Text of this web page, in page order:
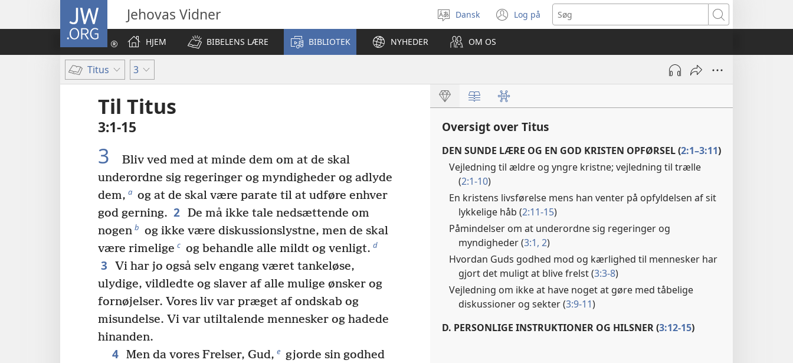
JW.ORG Jehovas Vidner
Vælg
sprog
Dansk Log på
(åbner
nyt
Søg
HJEM
BIBELENS LÆRE BIBLIOTEK NYHEDER OM OS
Titus 3
Til Titus
3:1-15
3
Bliv ved med at minde dem om at de skal
underordne sig regeringer og myndigheder og adlyde
dem, a og at de skal være parate til at udføre enhver
god gerning. 2 De må ikke tale nedsættende om
nogen b og ikke være diskussionslystne, men de skal
være rimelige c og behandle alle mildt og venligt. d
3
Vi har jo også selv engang været tankeløse,
ulydige, vildledte og slaver af alle mulige ønsker og
fornøjelser. Vores liv var præget af ondskab og
misundelse. Vi var utiltalende mennesker og hadede
hinanden.
4 Men da vores Frelser, Gud, e gjorde sin godhed
Oversigt over Titus
DEN SUNDE LÆRE OG EN GOD KRISTEN OPFØRSEL (2:1–3:11)
Vejledning til ældre og yngre kristne; vejledning til trælle
(2:1-10)
En kristens livsførelse mens han venter på opfyldelsen af sit
lykkelige håb (2:11-15)
Påmindelser om at underordne sig regeringer og
myndigheder (3:1, 2)
Hvordan Guds godhed mod og kærlighed til mennesker har
gjort det muligt at blive frelst (3:3-8)
Vejledning om ikke at have noget at gøre med tåbelige
diskussioner og sekter (3:9-11)
D. PERSONLIGE INSTRUKTIONER OG HILSNER (3:12-15)